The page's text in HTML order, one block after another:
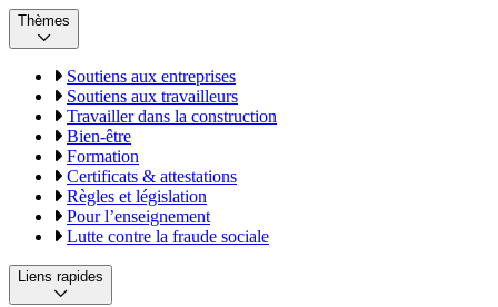
Thèmes
Soutiens aux entreprises
Soutiens aux travailleurs
Travailler dans la construction
Bien-être
Formation
Certificats & attestations
Règles et législation
Pour l’enseignement
Lutte contre la fraude sociale
Liens rapides